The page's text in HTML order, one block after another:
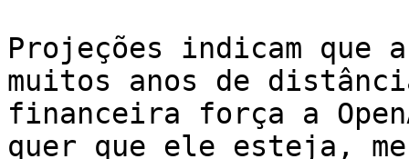
Projeções indicam
muitos anos de
financeira força a
quer que ele esteja,